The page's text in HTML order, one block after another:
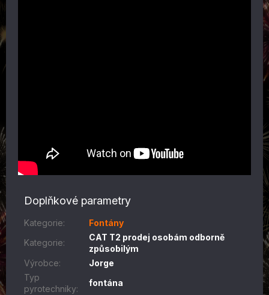
Doplňkové parametry
Kategorie:
Fontány
Kategorie:
CAT T2 prodej osobám odborně
způsobilým
Výrobce:
Jorge
Typ
pyrotechniky:
fontána